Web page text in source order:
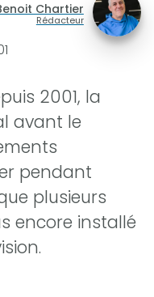
Chartier
Rédacteur
2001, la
avant le
pendant
plusieurs
encore installé